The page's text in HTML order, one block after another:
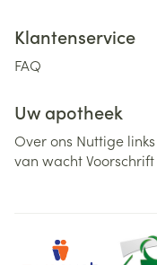
Klantenservice
FAQ
Uw apotheek
Over ons Nuttige links
van wachtVoorschrift